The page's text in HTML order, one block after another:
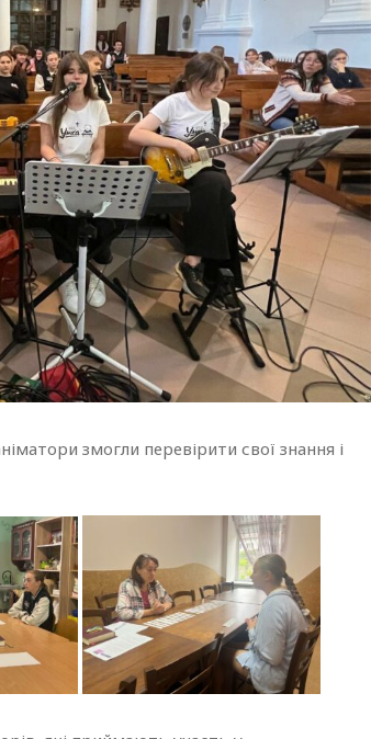
змогли перевірити свої знання і